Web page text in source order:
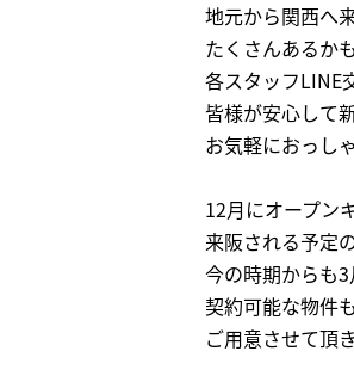
地元から関西へ
たくさんあるか
各スタッフLINE
皆様が安心して
お気軽におっし
12月にオープン
来阪される予定の
今の時期からも
契約可能な物件
ご用意させて頂き